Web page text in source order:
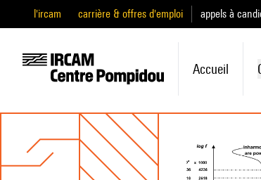
l'ircam carrière & offres d'emploi appels à
Accueil